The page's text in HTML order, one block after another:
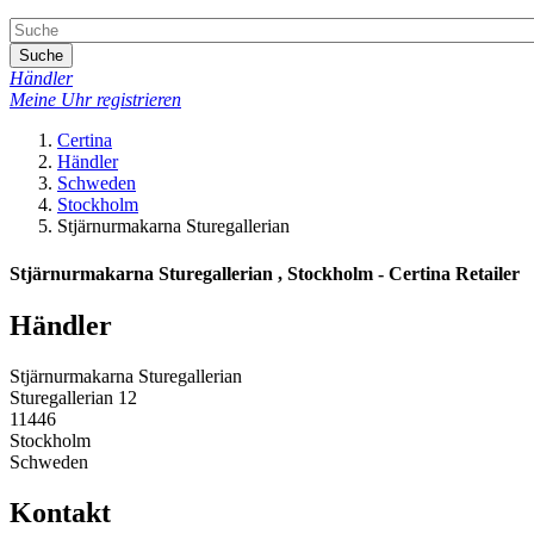
Suche
Händler
Meine Uhr registrieren
Certina
Händler
Schweden
Stockholm
Stjärnurmakarna Sturegallerian
Stjärnurmakarna Sturegallerian , Stockholm - Certina Retailer
Händler
Stjärnurmakarna Sturegallerian
Sturegallerian 12
11446
Stockholm
Schweden
Kontakt